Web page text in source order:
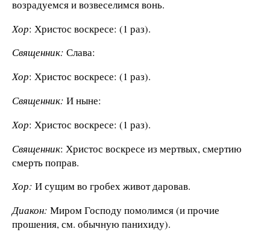
возрадуемся и возвеселимся вонь.
Хор: Христос воскресе: (1 раз).
Священник: Слава:
Хор: Христос воскресе: (1 раз).
Священник: И ныне:
Хор: Христос воскресе: (1 раз).
Священник: Христос воскресе из мертвых, смертию
смерть поправ.
Хор: И сущим во гробех живот даровав.
Диакон: Миром Господу помолимся (и прочие
прошения, см. обычную панихиду).